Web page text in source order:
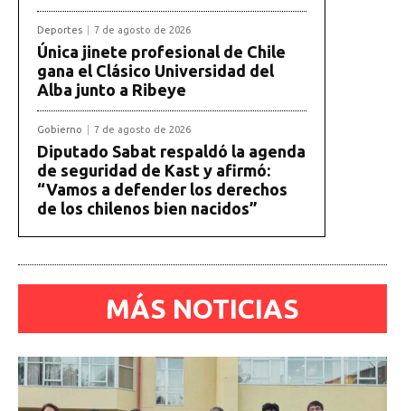
Deportes 7 de agosto de 2026
Única jinete profesional de Chile
gana el Clásico Universidad del
Alba junto a Ribeye
Gobierno 7 de agosto de 2026
Diputado Sabat respaldó la agenda
de seguridad de Kast y afirmó:
“Vamos a defender los derechos
de los chilenos bien nacidos”
MÁS NOTICIAS